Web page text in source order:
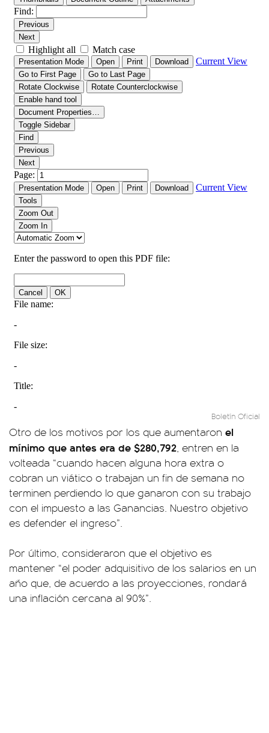
Boletín Oficial
Otro de los motivos por los que aumentaron el
mínimo que antes era de $280,792, entren en la
volteada “cuando hacen alguna hora extra o
cobran un viático o trabajan un fin de semana no
terminen perdiendo lo que ganaron con su trabajo
con el impuesto a las Ganancias. Nuestro objetivo
es defender el ingreso”.
Por último, consideraron que el objetivo es
mantener “el poder adquisitivo de los salarios en un
año que, de acuerdo a las proyecciones, rondará
una inflación cercana al 90%”.